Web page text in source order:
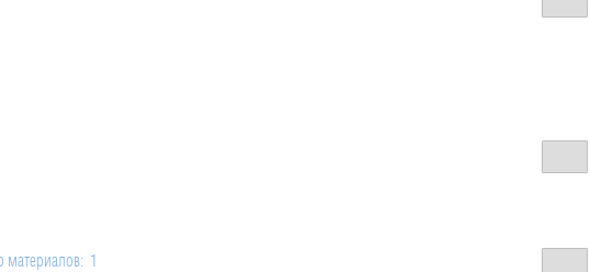
материалов: 1
уверенного общения, свободного